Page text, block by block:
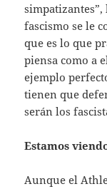
fascismo se le
que es lo que
piensa como a
ejemplo
tienen que
serán los
Estamos
Aunque el